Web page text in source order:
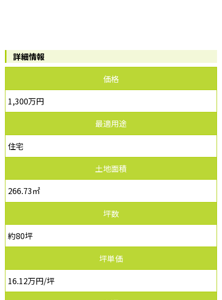
詳細情報
価格
1,300万円
最適用途
住宅
土地面積
266.73㎡
坪数
約80坪
坪単価
16.12万円/坪